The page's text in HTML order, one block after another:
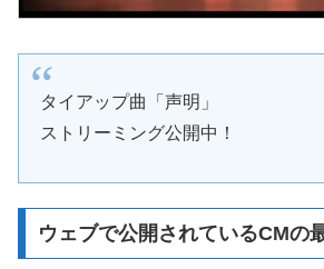
タイアップ曲「声明」
ストリーミング公開中！
ウェブで公開されているCMの